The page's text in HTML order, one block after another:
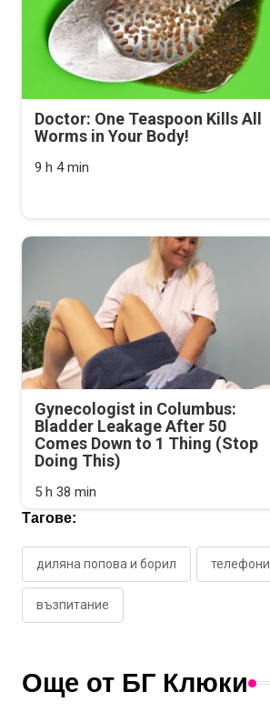
Doctor: One Teaspoon Kills All
Worms in Your Body!
9 h 4 min
Gynecologist in Columbus:
Bladder Leakage After 50
Comes Down to 1 Thing (Stop
Doing This)
5 h 38 min
Тагове:
диляна попова и борил телефони
възпитание
Още от БГ Клюки